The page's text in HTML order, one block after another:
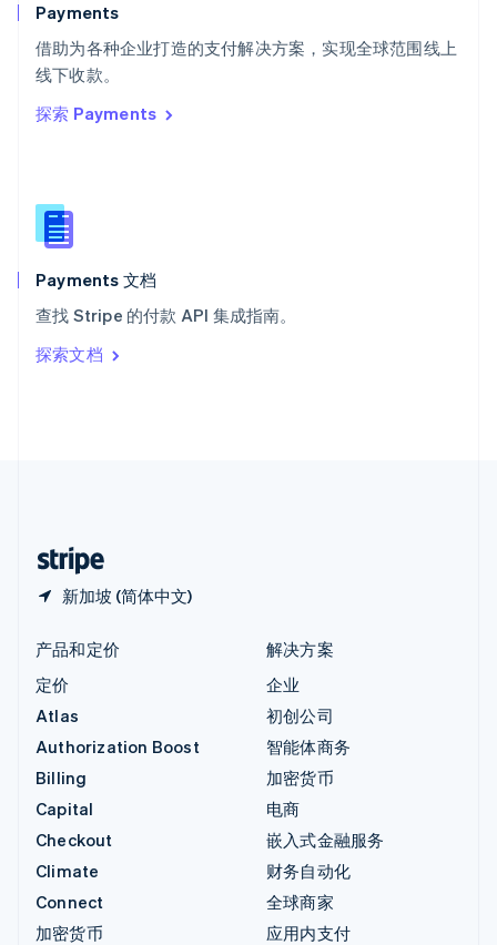
Payments
借助为各种企业打造的支付解决方案，实现全球范围线上
线下收款。
探索 Payments
Payments 文档
查找 Stripe 的付款 API 集成指南。
探索文档
新加坡 (简体中文)
泰国
ไทยEnglish
希腊
English
西班牙
新西兰
English
匈牙利
English
ItalianoEnglish
印度
English
产品和定价
定价
Atlas
Authorization Boost
Billing
Capital
Checkout
Climate
Connect
加密货币
解决方案
企业
初创公司
智能体商务
加密货币
电商
嵌入式金融服务
财务自动化
全球商家
应用内支付